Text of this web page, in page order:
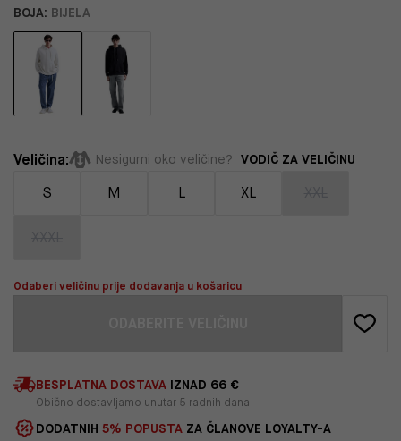
BOJA: BIJELA
Veličina: Nesigurni oko veličine? VODIČ ZA VELIČINU
S M L XL
Odaberi veličinu prije dodavanja u košaricu
BESPLATNA DOSTAVA IZNAD 66 €
Obično dostavljamo unutar 5 radnih dana
DODATNIH 5% POPUSTA ZA ČLANOVE LOYALTY-A